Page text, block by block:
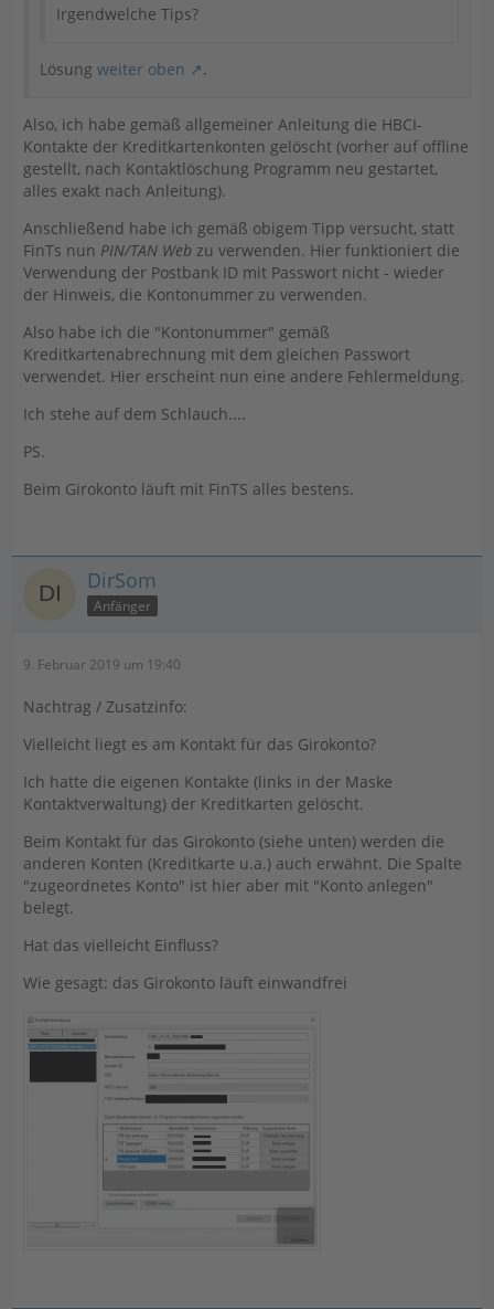
Irgendwelche Tips?
Lösung weiter oben .
Also, ich habe gemäß allgemeiner Anleitung die HBCI-
Kontakte der Kreditkartenkonten gelöscht (vorher auf offline
gestellt, nach Kontaktlöschung Programm neu gestartet,
alles exakt nach Anleitung).
Anschließend habe ich gemäß obigem Tipp versucht, statt
FinTs nun PIN/TAN Web zu verwenden. Hier funktioniert die
Verwendung der Postbank ID mit Passwort nicht - wieder
der Hinweis, die Kontonummer zu verwenden.
Also habe ich die "Kontonummer" gemäß
Kreditkartenabrechnung mit dem gleichen Passwort
verwendet. Hier erscheint nun eine andere Fehlermeldung.
Ich stehe auf dem Schlauch....
PS.
Beim Girokonto läuft mit FinTS alles bestens.
DirSom
Anfänger
9. Februar 2019 um 19:40
Nachtrag / Zusatzinfo:
Vielleicht liegt es am Kontakt für das Girokonto?
Ich hatte die eigenen Kontakte (links in der Maske
Kontaktverwaltung) der Kreditkarten gelöscht.
Beim Kontakt für das Girokonto (siehe unten) werden die
anderen Konten (Kreditkarte u.a.) auch erwähnt. Die Spalte
"zugeordnetes Konto" ist hier aber mit "Konto anlegen"
belegt.
Hat das vielleicht Einfluss?
Wie gesagt: das Girokonto läuft einwandfrei